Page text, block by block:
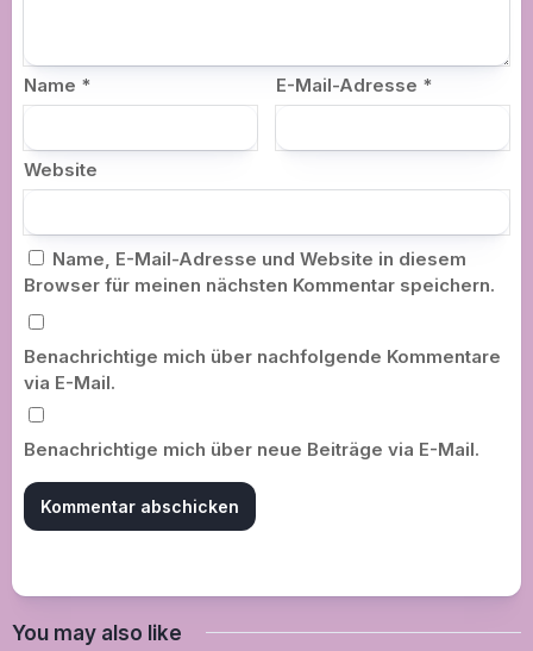
Name * E-Mail-Adresse *
Website
Name, E-Mail-Adresse und Website in diesem
Browser für meinen nächsten Kommentar speichern.
Benachrichtige mich über nachfolgende Kommentare
via E-Mail.
Benachrichtige mich über neue Beiträge via E-Mail.
You may also like